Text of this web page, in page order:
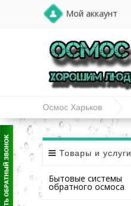
Мой аккаунт
Осмос Харьков
Товары и услуги
Бытовые системы
обратного осмоса